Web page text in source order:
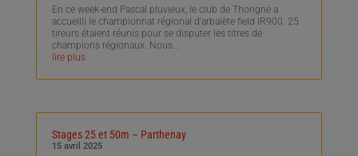
En ce week-end Pascal pluvieux, le club de Thorigné a
accueilli le championnat régional d'arbalète field IR900. 25
tireurs étaient réunis pour se disputer les titres de
champions régionaux. Nous...
lire plus
Stages 25 et 50m – Parthenay
15 avril 2025